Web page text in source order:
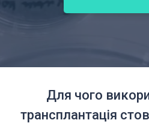
Для чого
трансплантація